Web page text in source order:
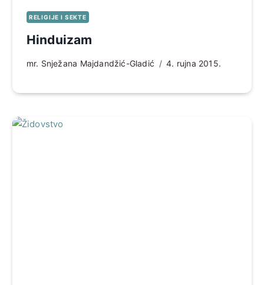
RELIGIJE I SEKTE
Hinduizam
mr. Snježana Majdandžić-Gladić 4. rujna 2015.